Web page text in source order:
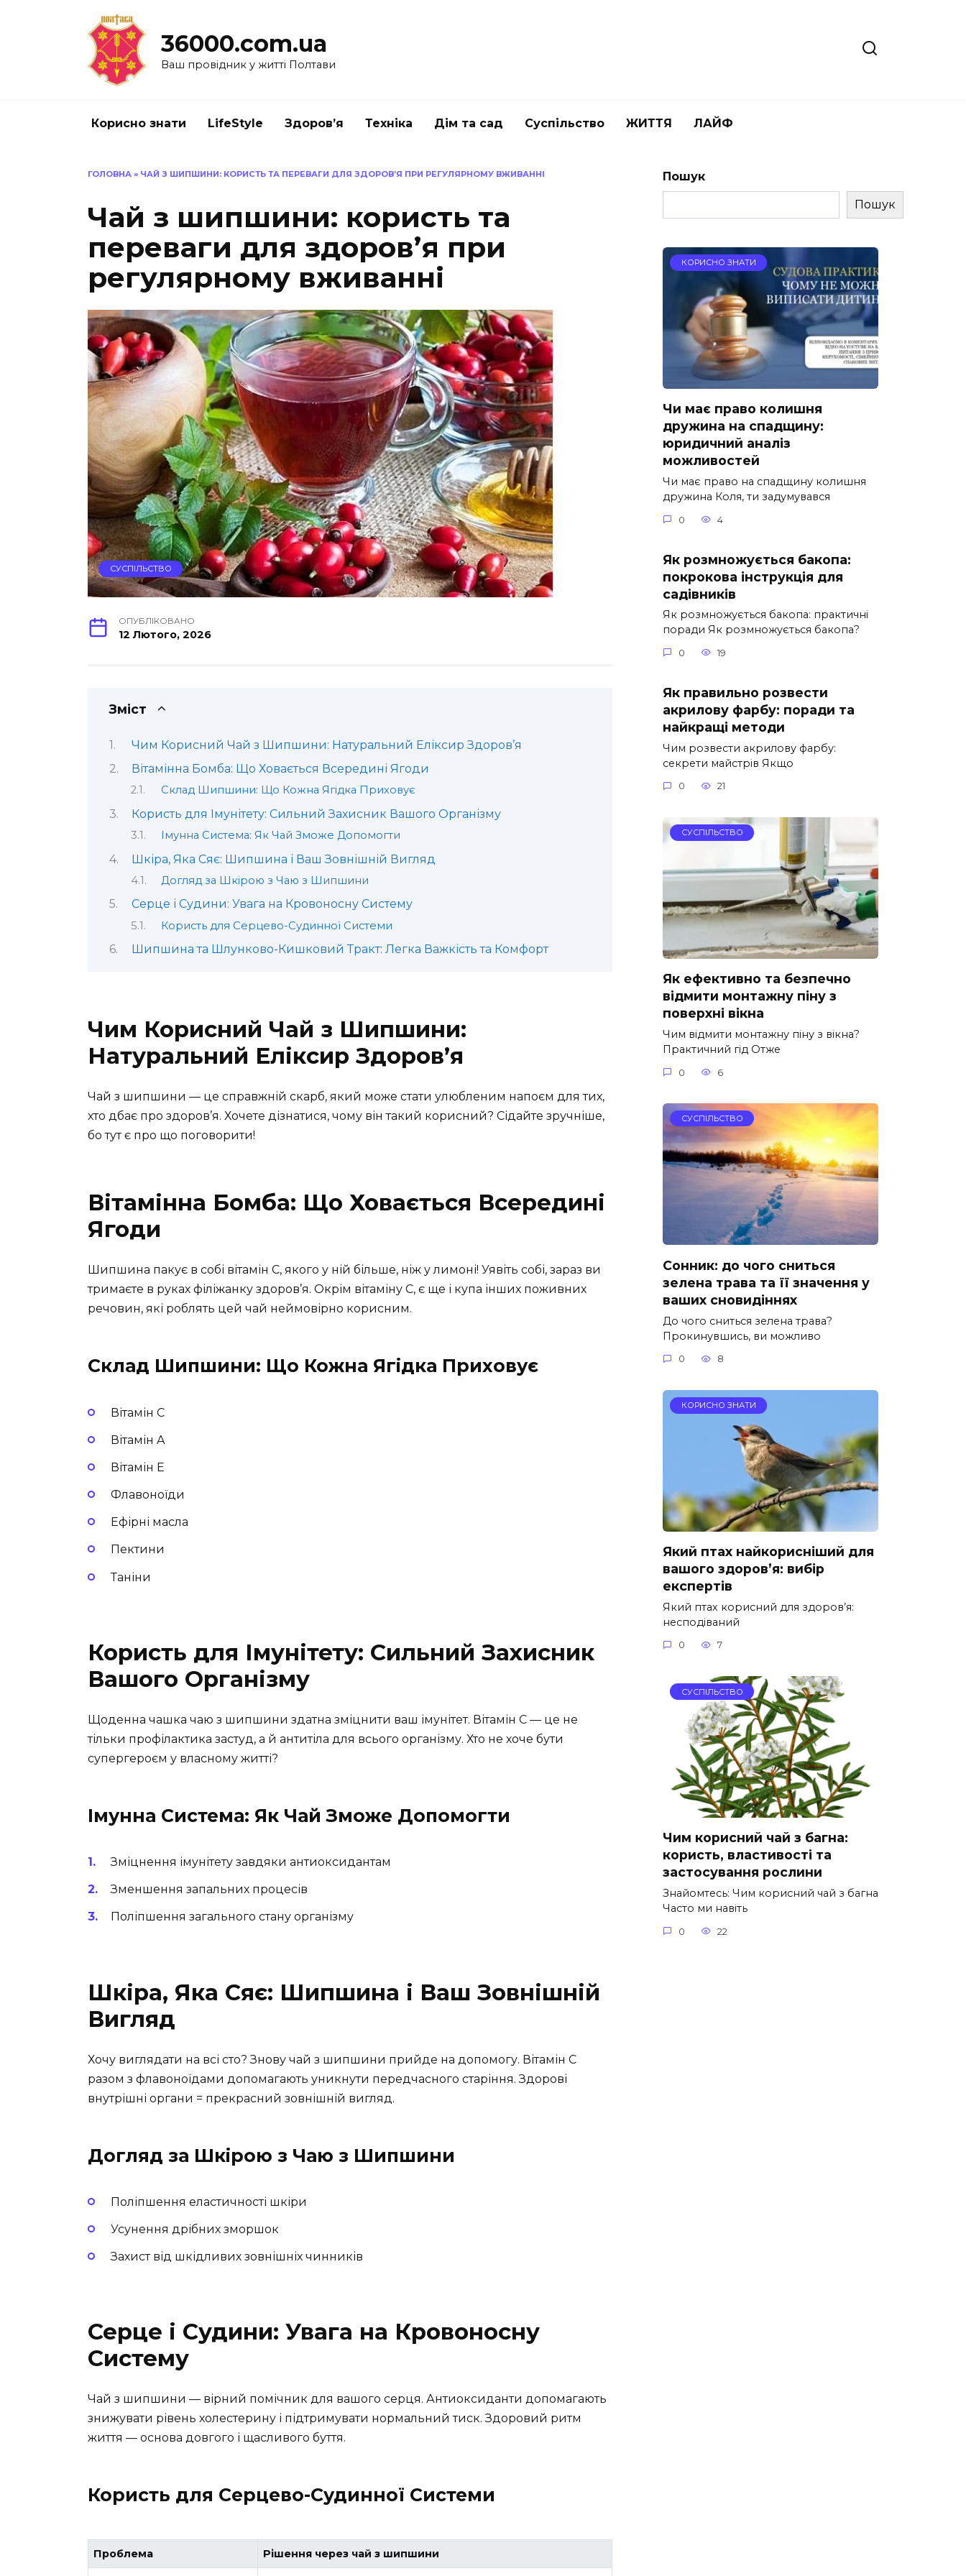
36000.com.ua
Ваш провідник у житті Полтави
Корисно знати LifeStyle Здоров’я Техніка Дім та сад Суспільство ЖИТТЯ ЛАЙФ
ГОЛОВНА » ЧАЙ З ШИПШИНИ: КОРИСТЬ ТА ПЕРЕВАГИ ДЛЯ ЗДОРОВ’Я ПРИ РЕГУЛЯРНОМУ ВЖИВАННІ
Чай з шипшини: користь та
переваги для здоров’я при
регулярному вживанні
СУСПІЛЬСТВО
ОПУБЛІКОВАНО
12 Лютого, 2026
Зміст
Чим Корисний Чай з Шипшини: Натуральний Еліксир Здоров’я
Вітамінна Бомба: Що Ховається Всередині Ягоди
Склад Шипшини: Що Кожна Ягідка Приховує
Користь для Імунітету: Сильний Захисник Вашого Організму
Імунна Система: Як Чай Зможе Допомогти
Шкіра, Яка Сяє: Шипшина і Ваш Зовнішній Вигляд
Догляд за Шкірою з Чаю з Шипшини
Серце і Судини: Увага на Кровоносну Систему
Користь для Серцево-Судинної Системи
Шипшина та Шлунково-Кишковий Тракт: Легка Важкість та Комфорт
Чим Корисний Чай з Шипшини:
Натуральний Еліксир Здоров’я
Чай з шипшини — це справжній скарб, який може стати улюбленим напоєм для тих,
хто дбає про здоров’я. Хочете дізнатися, чому він такий корисний? Сідайте зручніше,
бо тут є про що поговорити!
Вітамінна Бомба: Що Ховається Всередині
Ягоди
Шипшина пакує в собі вітамін C, якого у ній більше, ніж у лимоні! Уявіть собі, зараз ви
тримаєте в руках філіжанку здоров’я. Окрім вітаміну C, є ще і купа інших поживних
речовин, які роблять цей чай неймовірно корисним.
Склад Шипшини: Що Кожна Ягідка Приховує
Вітамін C
Вітамін A
Вітамін E
Флавоноїди
Ефірні масла
Пектини
Таніни
Користь для Імунітету: Сильний Захисник
Вашого Організму
Щоденна чашка чаю з шипшини здатна зміцнити ваш імунітет. Вітамін C — це не
тільки профілактика застуд, а й антитіла для всього організму. Хто не хоче бути
супергероєм у власному житті?
Імунна Система: Як Чай Зможе Допомогти
Зміцнення імунітету завдяки антиоксидантам
Зменшення запальних процесів
Поліпшення загального стану організму
Шкіра, Яка Сяє: Шипшина і Ваш Зовнішній
Вигляд
Хочу виглядати на всі сто? Знову чай з шипшини прийде на допомогу. Вітамін C
разом з флавоноїдами допомагають уникнути передчасного старіння. Здорові
внутрішні органи = прекрасний зовнішній вигляд.
Догляд за Шкірою з Чаю з Шипшини
Поліпшення еластичності шкіри
Усунення дрібних зморшок
Захист від шкідливих зовнішніх чинників
Серце і Судини: Увага на Кровоносну
Систему
Чай з шипшини — вірний помічник для вашого серця. Антиоксиданти допомагають
знижувати рівень холестерину і підтримувати нормальний тиск. Здоровий ритм
життя — основа довгого і щасливого буття.
Користь для Серцево-Судинної Системи
Проблема Рішення через чай з шипшини
Пошук
Пошук
КОРИСНО ЗНАТИ
Чи має право колишня
дружина на спадщину:
юридичний аналіз
можливостей
Чи має право на спадщину колишня
дружина Коля, ти задумувався
0 4
Як розмножується бакопа:
покрокова інструкція для
садівників
Як розмножується бакопа: практичні
поради Як розмножується бакопа?
0 19
Як правильно розвести
акрилову фарбу: поради та
найкращі методи
Чим розвести акрилову фарбу:
секрети майстрів Якщо
0 21
СУСПІЛЬСТВО
Як ефективно та безпечно
відмити монтажну піну з
поверхні вікна
Чим відмити монтажну піну з вікна?
Практичний гід Отже
0 6
СУСПІЛЬСТВО
Сонник: до чого сниться
зелена трава та її значення у
ваших сновидіннях
До чого сниться зелена трава?
Прокинувшись, ви можливо
0 8
КОРИСНО ЗНАТИ
Який птах найкорисніший для
вашого здоров’я: вибір
експертів
Який птах корисний для здоров’я:
несподіваний
0 7
СУСПІЛЬСТВО
Чим корисний чай з багна:
користь, властивості та
застосування рослини
Знайомтесь: Чим корисний чай з багна
Часто ми навіть
0 22